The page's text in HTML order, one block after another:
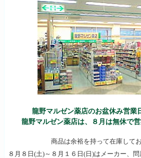
龍野マルゼン薬店のお盆休み営業
龍野マルゼン薬店は、８月は無休で営
商品は余裕を持って在庫して
８月８日(土)～８月１６日(日)はメーカー、問